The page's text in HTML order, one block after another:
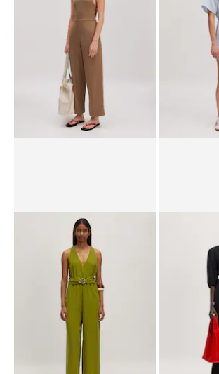
Overall 'Noor'
CHF 89.90CHF 44.90
Overall 'Diane'
CHF 99.90